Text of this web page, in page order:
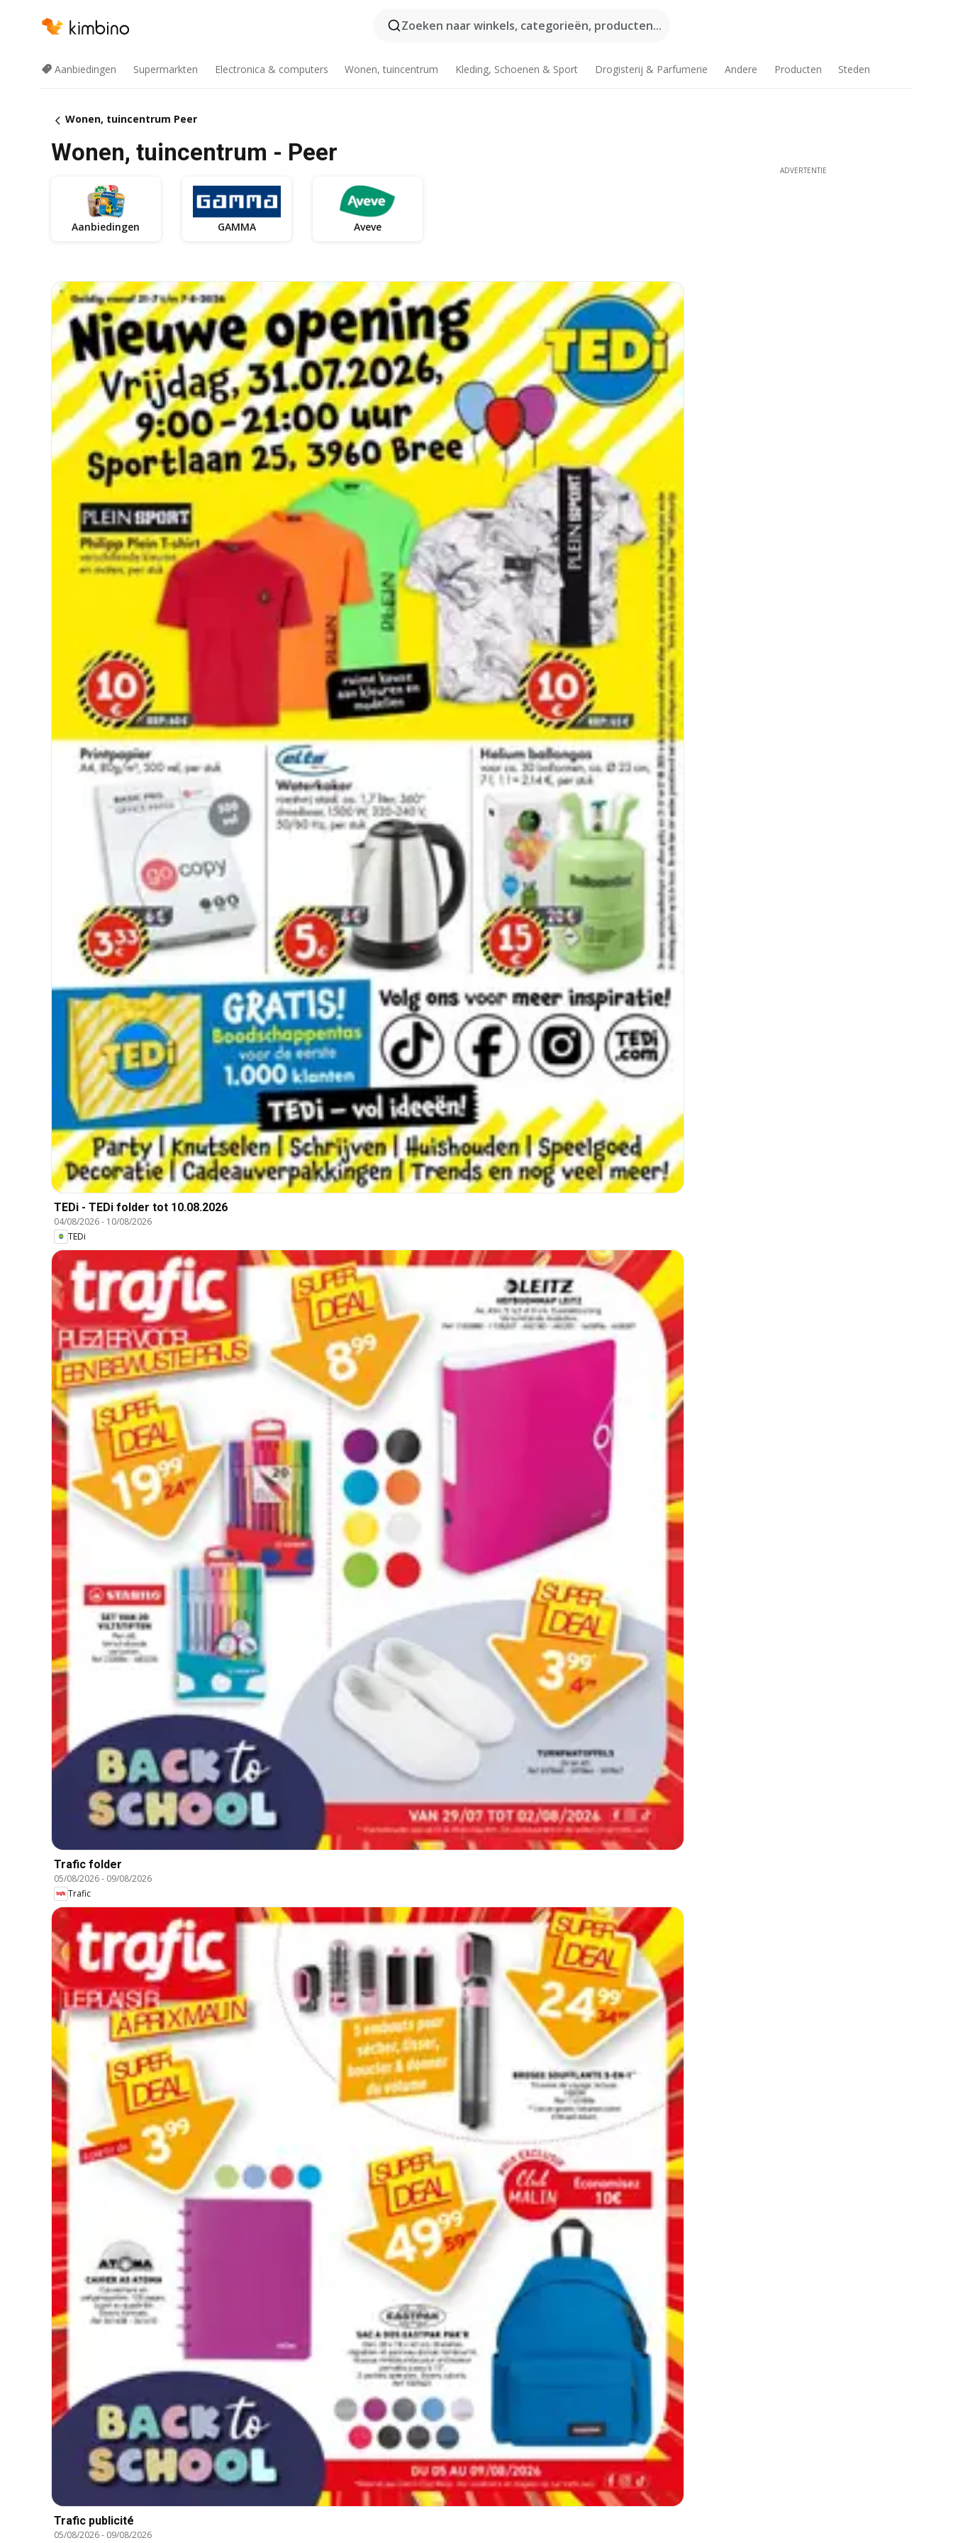
Zoeken naar winkels, categorieën, producten...
Aanbiedingen Supermarkten Electronica & computers Wonen, tuincentrum Kleding, Schoenen & Sport Drogisterij & Parfumerie Andere Producten Steden
Wonen, tuincentrum Peer
Wonen, tuincentrum - Peer
Aanbiedingen GAMMA Aveve
TEDi - TEDi folder tot 10.08.2026
04/08/2026- 10/08/2026
TEDi
Trafic folder
05/08/2026- 09/08/2026
Trafic
Trafic publicité
05/08/2026- 09/08/2026
ADVERTENTIE